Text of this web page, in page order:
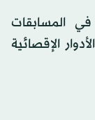
المسابقات
الأدوار الإقصائية